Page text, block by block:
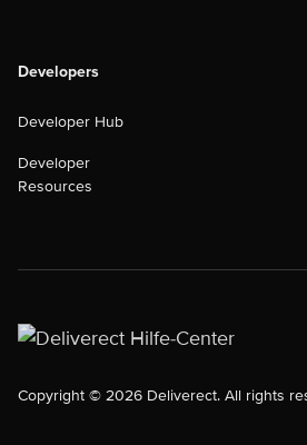
Developers
Developer Hub
Developer
Resources
Copyright © 2026 Deliverect. All rights